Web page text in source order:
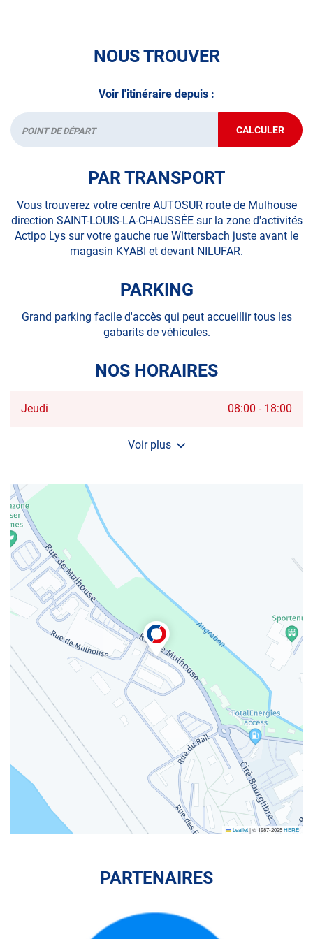
NOUS TROUVER
Voir l'itinéraire depuis :
Départ CALCULER
JUSQU'AU
POINT
LOUIS
PAR TRANSPORT
Vous trouverez votre centre AUTOSUR route de Mulhouse
direction SAINT-LOUIS-LA-CHAUSSÉE sur la zone d'activités
Actipo Lys sur votre gauche rue Wittersbach juste avant le
magasin KYABI et devant NILUFAR.
PARKING
Grand parking facile d'accès qui peut accueillir tous les
gabarits de véhicules.
NOS HORAIRES
Horaires
Jeudi 08:00 - 18:00
Voir plus
et
LOUIS
Leaflet|© 1987-2025HERE
PARTENAIRES